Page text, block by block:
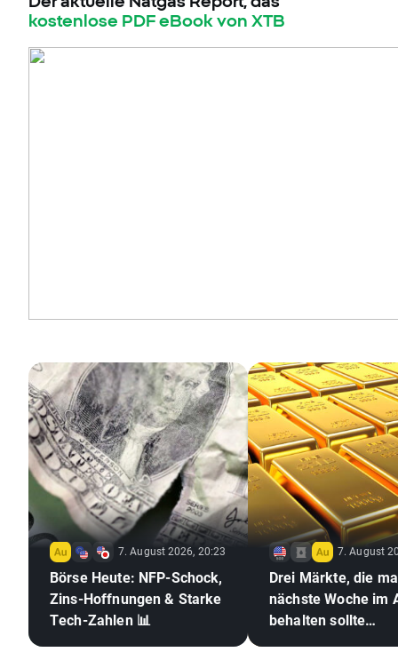
kostenlose PDF eBook von XTB
7. August 2026, 20:23
Börse Heute: NFP-Schock,
Zins-Hoffnungen & Starke
Tech-Zahlen 📊
7. August
Drei Märkte, die
nächste Woche im
behalten sollte